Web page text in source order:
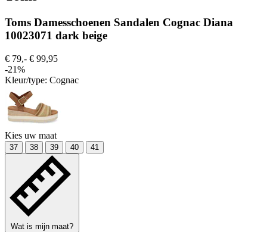
Toms Damesschoenen Sandalen Cognac Diana
10023071 dark beige
€ 79,- € 99,95
-21%
Kleur/type: Cognac
Kies uw maat
37 38 39 40 41
Wat is mijn maat?